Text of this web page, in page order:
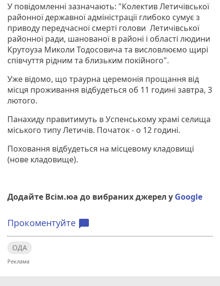
У повідомленні зазначають: "Колектив Летичівської
районної державної адміністрації глибоко сумує з
приводу передчасної смерті голови Летичівської
районної ради, шанованої в районі і області людини
Крутоуза Миколи Тодосовича та висловлюємо щирі
співчуття рідним та близьким покійного".
Уже відомо, що траурна церемонія прощання від
місця проживання відбудеться об 11 годині завтра, 3
лютого.
Панахиду правитимуть в Успенському храмі селища
міського типу Летичів. Початок - о 12 годині.
Поховання відбудеться на місцевому кладовищі
(нове кладовище).
Додайте Всім.юа до вибраних джерел у Google
Прокоментуйте chat_bubble
ОДА